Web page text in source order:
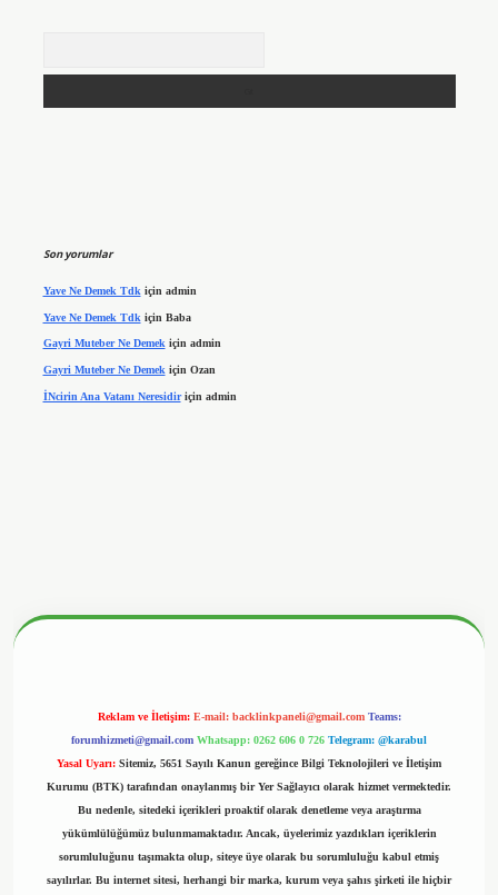
Son yorumlar
Yave Ne Demek Tdk için admin
Yave Ne Demek Tdk için Baba
Gayri Muteber Ne Demekiçin admin
Gayri Muteber Ne Demek için Ozan
İNcirin Ana Vatanı Neresidiriçin admin
Reklam ve İletişim: E-mail: backlinkpaneli@gmail.com Teams:
forumhizmeti@gmail.com Whatsapp: 0262 606 0 726 Telegram: @karabul
Yasal Uyarı: Sitemiz, 5651 Sayılı Kanun gereğince Bilgi Teknolojileri ve İletişim
Kurumu (BTK) tarafından onaylanmış bir Yer Sağlayıcı olarak hizmet vermektedir.
Bu nedenle, sitedeki içerikleri proaktif olarak denetleme veya araştırma
yükümlülüğümüz bulunmamaktadır. Ancak, üyelerimiz yazdıkları içeriklerin
sorumluluğunu taşımakta olup, siteye üye olarak bu sorumluluğu kabul etmiş
sayılırlar. Bu internet sitesi, herhangi bir marka, kurum veya şahıs şirketi ile hiçbir